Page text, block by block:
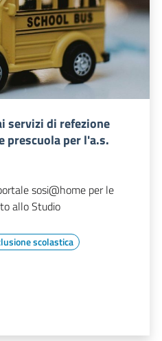
servizi di refezione
prescuola per l'a.s.
sosi@home per le
allo Studio
scolastica